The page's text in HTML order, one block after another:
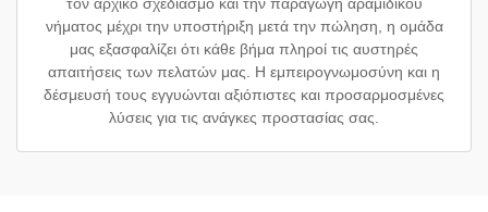
νήματος μέχρι την υποστήριξη μετά την πώληση, η ομάδα
μας εξασφαλίζει ότι κάθε βήμα πληροί τις αυστηρές
απαιτήσεις των πελατών μας. Η εμπειρογνωμοσύνη και η
δέσμευσή τους εγγυώνται αξιόπιστες και προσαρμοσμένες
λύσεις για τις ανάγκες προστασίας σας.